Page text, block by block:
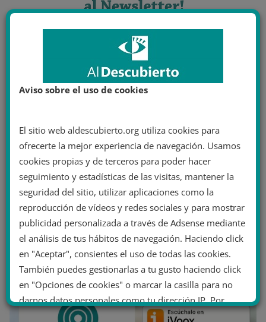
Aviso sobre el uso de cookies
El sitio web aldescubierto.org utiliza cookies para
ofrecerte la mejor experiencia de navegación. Usamos
cookies propias y de terceros para poder hacer
seguimiento y estadísticas de las visitas, mantener la
seguridad del sitio, utilizar aplicaciones como la
reproducción de vídeos y redes sociales y para mostrar
publicidad personalizada a través de Adsense mediante
el análisis de tus hábitos de navegación. Haciendo click
en "Aceptar", consientes el uso de todas las cookies.
También puedes gestionarlas a tu gusto haciendo click
en "Opciones de cookies" o marcar la casilla para no
darnos datos personales como tu dirección IP. Por
último, puedes leer nuestra Política de cookies.